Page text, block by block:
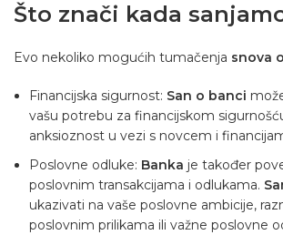
Što znači kada
Evo nekoliko mogućih tumačenja snova
Financijska sigurnost: San o banci
vašu potrebu za financijskom
anksioznost u vezi s novcem i
Poslovne odluke: Banka je također
poslovnim transakcijama i odlukama.
ukazivati na vaše poslovne ambicije,
poslovnim prilikama ili važne poslovne